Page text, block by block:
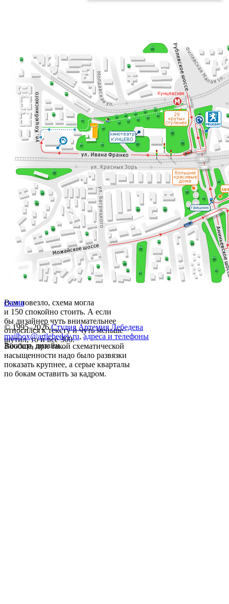
Вам повезло, схема могла
и 150 спокойно стоить. А если
бы дизайнер чуть внимательнее
относился к тексту и чуть меньше
шутил, то и все 300.
Вообще, при такой схематической
насыщенности надо было развязки
показать крупнее, а серые кварталы
по бокам оставить за кадром.
схема
© 1995–2026 Студия Артемия Лебедева
mailbox@artlebedev.ru, адреса и телефоны
Заказать дизайн...